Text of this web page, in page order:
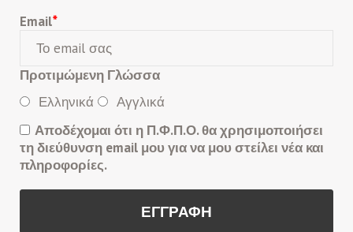
Email*
Προτιμώμενη Γλώσσα
Ελληνικά
Αγγλικά
Αποδέχομαι ότι η Π.Φ.Π.Ο. θα χρησιμοποιήσει
τη διεύθυνση email μου για να μου στείλει νέα και
πληροφορίες.